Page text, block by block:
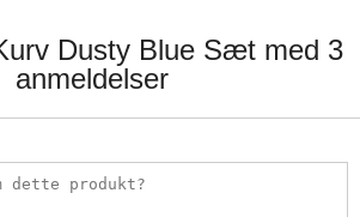
Dusty Blue Sæt med 3
anmeldelser